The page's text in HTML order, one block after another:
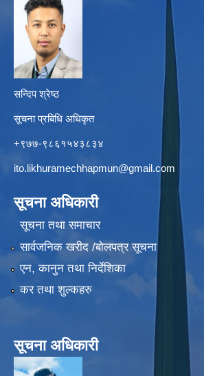
सन्दिप श्रेष्ठ
सूचना प्रबिधि अधिकृत
+९७७-९८६१५४३८३४
ito.likhuramechhapmun@gmail.com
सूचना अधिकारी
सूचना तथा समाचार
सार्वजनिक खरीद /बोलपत्र सूचना
एन, कानुन तथा निर्देशिका
कर तथा शुल्कहरु
सूचना अधिकारी